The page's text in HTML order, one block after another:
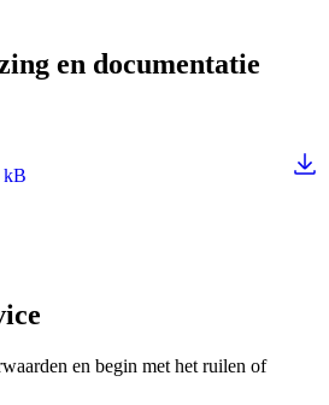
en documentatie
kB
en begin met het ruilen of